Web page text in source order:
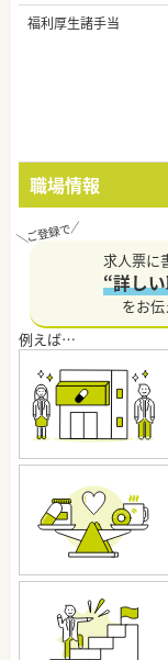
福利厚生諸手当
職場情報
求人票に
“詳し
をお伝